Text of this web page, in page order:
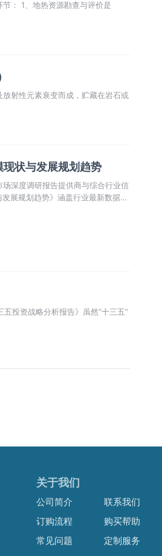
地热能产业链分为地热勘查与评价，钻井成井和地热能利用三个环节： 1、地热资源勘查与评价是
射性元素衰变而成，贮藏在岩石或
状与发展规划趋势
深度调研报告提供商与综合行业信
展规划趋势》涵盖行业最新数据，
投资战略分析报告》虽然“十三五”
关于我们
公司简介
联系我们
订购流程
购买帮助
常见问题
定制服务